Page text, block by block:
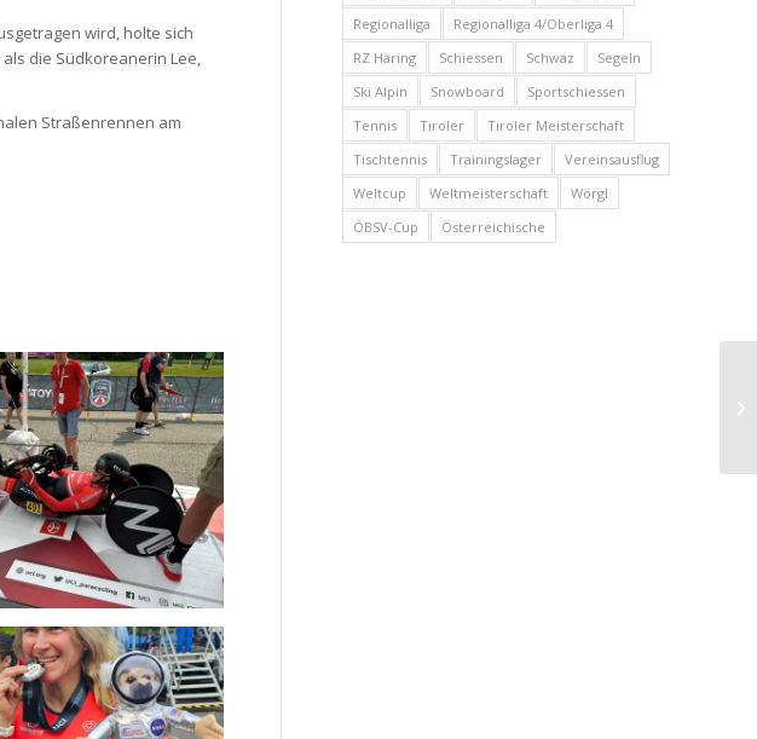
wird, holte sich
die Südkoreanerin Lee,
Straßenrennen am
Regionalliga
Regionalliga 4/Oberliga 4
RZ Häring
Schiessen Schwaz
Segeln
Ski Alpin
Snowboard
Sportschiessen
Tennis
Tiroler
Tiroler Meisterschaft
Tischtennis
Trainingslager
Vereinsausflug
Weltcup
Weltmeisterschaft
Wörgl
ÖBSV-Cup
Österreichische